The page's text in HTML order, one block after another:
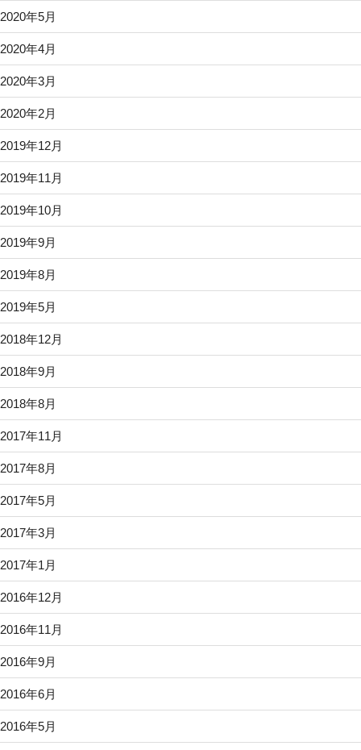
2020年5月
2020年4月
2020年3月
2020年2月
2019年12月
2019年11月
2019年10月
2019年9月
2019年8月
2019年5月
2018年12月
2018年9月
2018年8月
2017年11月
2017年8月
2017年5月
2017年3月
2017年1月
2016年12月
2016年11月
2016年9月
2016年6月
2016年5月